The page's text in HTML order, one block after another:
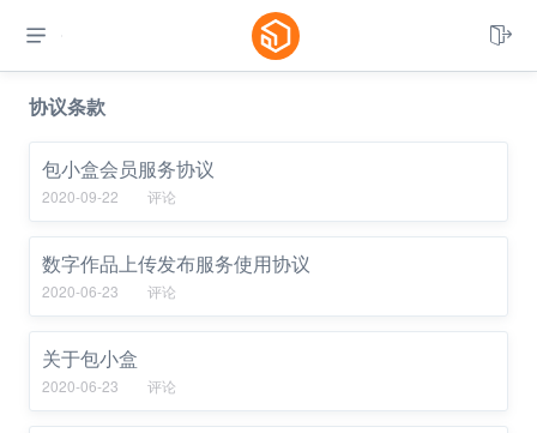
 
协议条款
包小盒会员服务协议
2020-09-22 评论
数字作品上传发布服务使用协议
2020-06-23 评论
关于包小盒
2020-06-23 评论